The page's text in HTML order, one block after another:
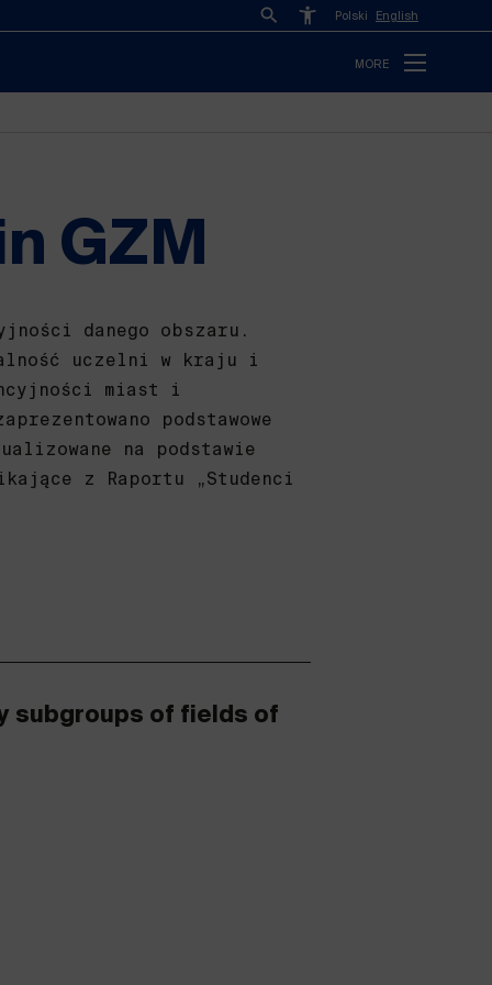
Polski English
MORE
GZM
danego obszaru.
uczelni w kraju i
miast i
podstawowe
na podstawie
z Raportu „Studenci
subgroups of fields of